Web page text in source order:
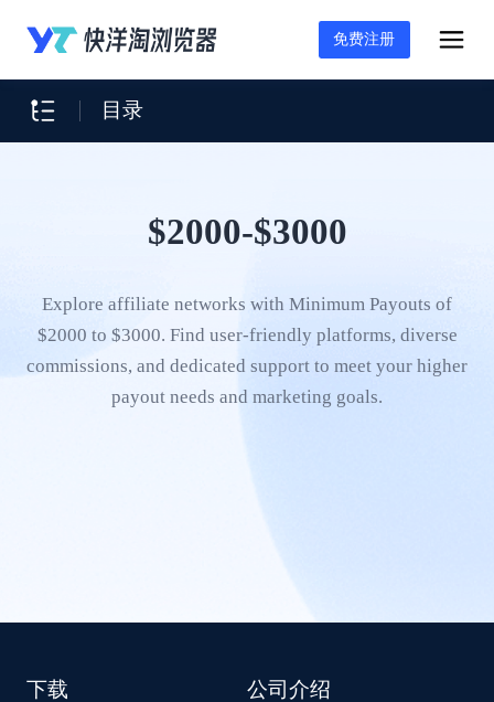
免费注册
目录
$2000-$3000
Explore affiliate networks with Minimum Payouts of
$2000 to $3000. Find user-friendly platforms, diverse
commissions, and dedicated support to meet your higher
payout needs and marketing goals.
下载 公司介绍